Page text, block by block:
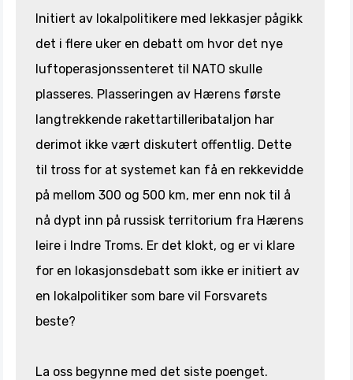
Initiert av lokalpolitikere med lekkasjer pågikk
det i flere uker en debatt om hvor det nye
luftoperasjonssenteret til NATO skulle
plasseres. Plasseringen av Hærens første
langtrekkende rakettartilleribataljon har
derimot ikke vært diskutert offentlig. Dette
til tross for at systemet kan få en rekkevidde
på mellom 300 og 500 km, mer enn nok til å
nå dypt inn på russisk territorium fra Hærens
leire i Indre Troms. Er det klokt, og er vi klare
for en lokasjonsdebatt som ikke er initiert av
en lokalpolitiker som bare vil Forsvarets
beste?
La oss begynne med det siste poenget.